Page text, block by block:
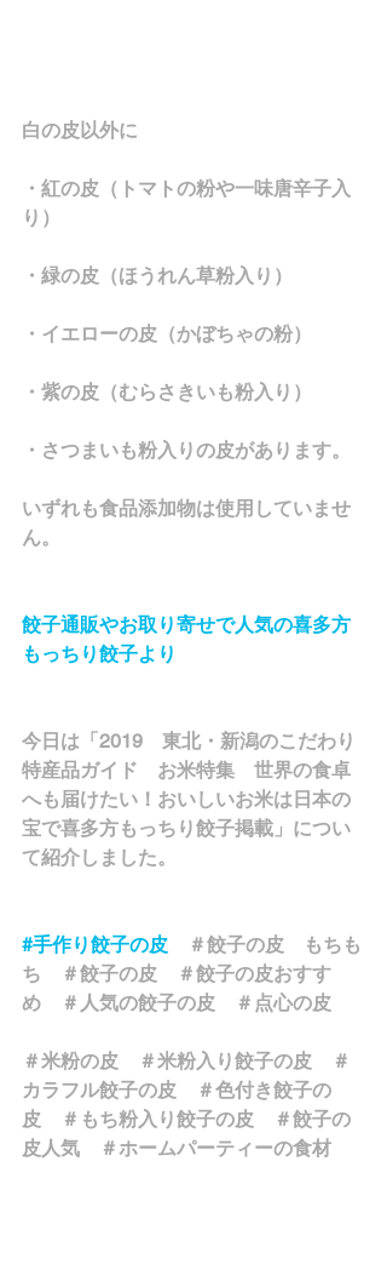
白の皮以外に
・紅の皮（トマトの粉や一味唐辛子入
り）
・緑の皮（ほうれん草粉入り）
・イエローの皮（かぼちゃの粉）
・紫の皮（むらさきいも粉入り）
・さつまいも粉入りの皮があります。
いずれも食品添加物は使用していませ
ん。
餃子通販やお取り寄せで人気の喜多方
もっちり餃子より
今日は「2019　東北・新潟のこだわり
特産品ガイド　お米特集　世界の食卓
へも届けたい！おいしいお米は日本の
宝で喜多方もっちり餃子掲載」につい
て紹介しました。
#手作り餃子の皮 ＃餃子の皮　もちも
ち　＃餃子の皮　＃餃子の皮おすす
め　＃人気の餃子の皮　＃点心の皮
＃米粉の皮　＃米粉入り餃子の皮　＃
カラフル餃子の皮　＃色付き餃子の
皮　＃もち粉入り餃子の皮　＃餃子の
皮人気　＃ホームパーティーの食材